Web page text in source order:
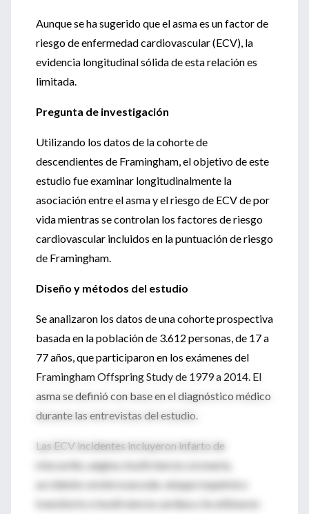
Aunque se ha sugerido que el asma es un factor de
riesgo de enfermedad cardiovascular (ECV), la
evidencia longitudinal sólida de esta relación es
limitada.
Pregunta de investigación
Utilizando los datos de la cohorte de
descendientes de Framingham, el objetivo de este
estudio fue examinar longitudinalmente la
asociación entre el asma y el riesgo de ECV de por
vida mientras se controlan los factores de riesgo
cardiovascular incluidos en la puntuación de riesgo
de Framingham.
Diseño y métodos del estudio
Se analizaron los datos de una cohorte prospectiva
basada en la población de 3.612 personas, de 17 a
77 años, que participaron en los exámenes del
Framingham Offspring Study de 1979 a 2014. El
asma se definió con base en el diagnóstico médico
durante las entrevistas del estudio.
Las ECV incidentes incluyeron infarto de
miocardio, angina, insuficiencia coronaria,
accidente cerebrovascular, ataque isquémico
transitorio e insuficiencia cardíaca. Se utilizaron